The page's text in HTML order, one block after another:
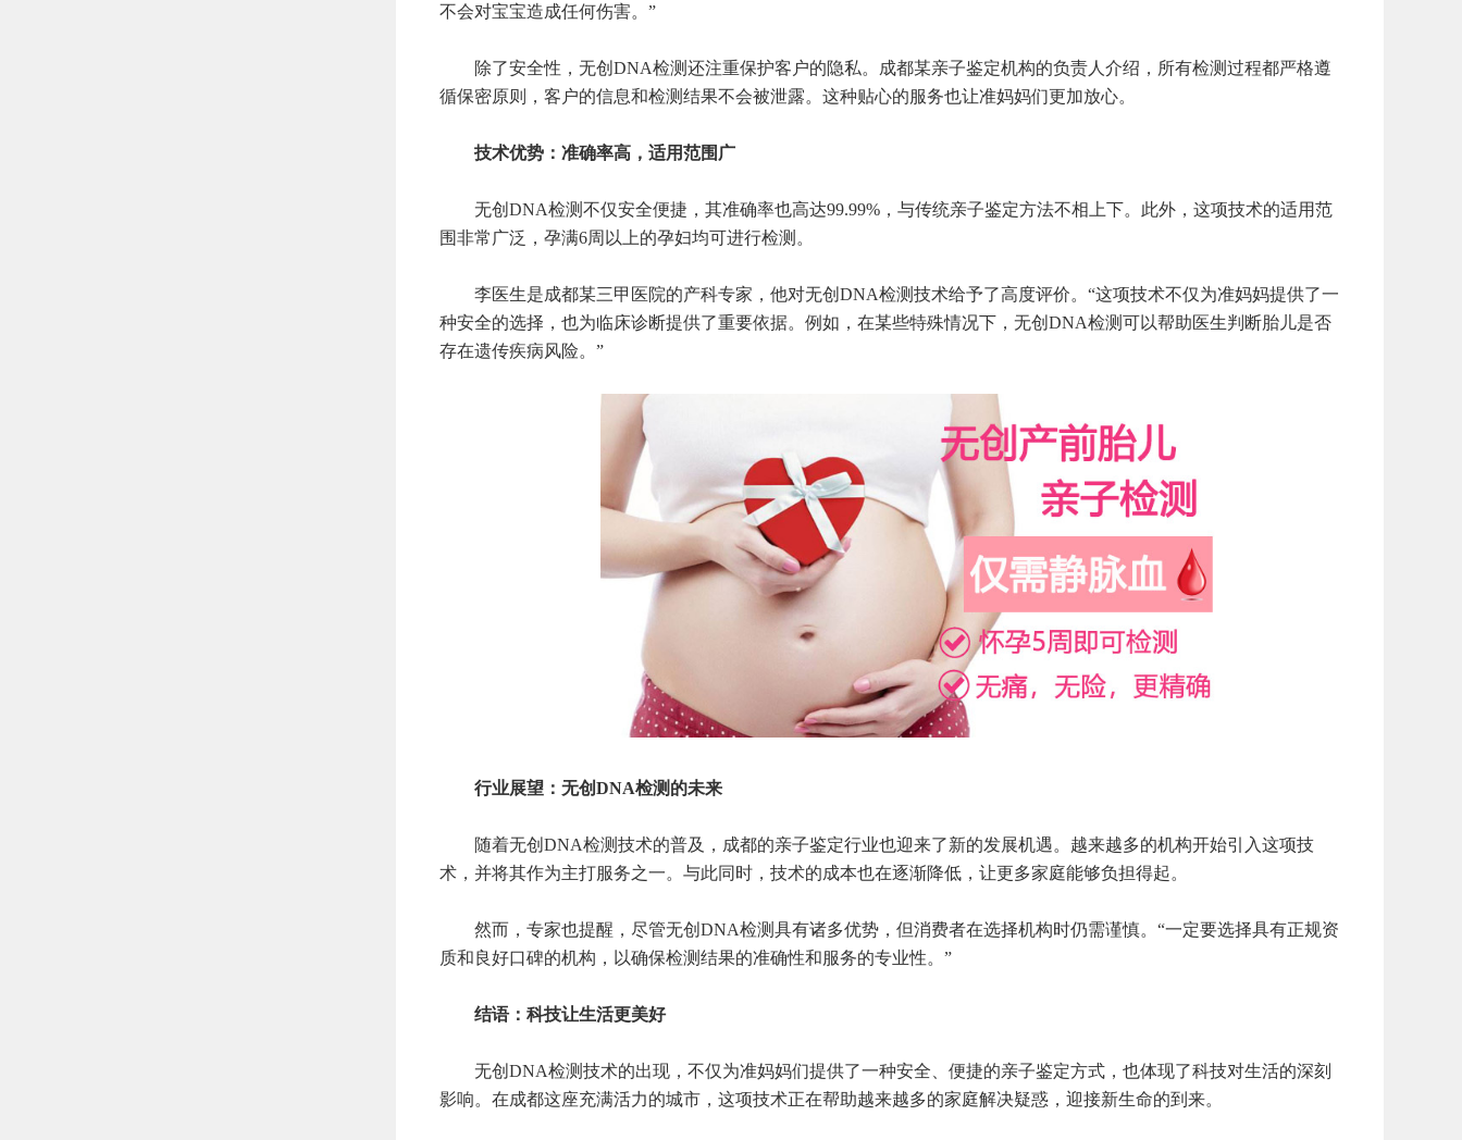
不会对宝宝造成任何伤害。”
除了安全性，无创DNA检测还注重保护客户的隐私。成都某亲子鉴定机构的负责人介绍，所有检测过程都严格遵
循保密原则，客户的信息和检测结果不会被泄露。这种贴心的服务也让准妈妈们更加放心。
技术优势：准确率高，适用范围广
无创DNA检测不仅安全便捷，其准确率也高达99.99%，与传统亲子鉴定方法不相上下。此外，这项技术的适用范
围非常广泛，孕满6周以上的孕妇均可进行检测。
李医生是成都某三甲医院的产科专家，他对无创DNA检测技术给予了高度评价。“这项技术不仅为准妈妈提供了一
种安全的选择，也为临床诊断提供了重要依据。例如，在某些特殊情况下，无创DNA检测可以帮助医生判断胎儿是否
存在遗传疾病风险。”
行业展望：无创DNA检测的未来
随着无创DNA检测技术的普及，成都的亲子鉴定行业也迎来了新的发展机遇。越来越多的机构开始引入这项技
术，并将其作为主打服务之一。与此同时，技术的成本也在逐渐降低，让更多家庭能够负担得起。
然而，专家也提醒，尽管无创DNA检测具有诸多优势，但消费者在选择机构时仍需谨慎。“一定要选择具有正规资
质和良好口碑的机构，以确保检测结果的准确性和服务的专业性。”
结语：科技让生活更美好
无创DNA检测技术的出现，不仅为准妈妈们提供了一种安全、便捷的亲子鉴定方式，也体现了科技对生活的深刻
影响。在成都这座充满活力的城市，这项技术正在帮助越来越多的家庭解决疑惑，迎接新生命的到来。